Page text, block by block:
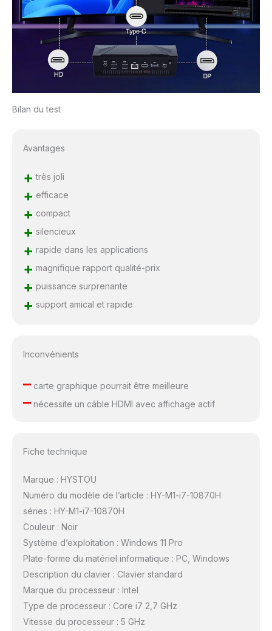
Bilan du test
Avantages
+ très joli
+ efficace
+ compact
+ silencieux
+ rapide dans les applications
+ magnifique rapport qualité-prix
+ puissance surprenante
+ support amical et rapide
Inconvénients
–carte graphique pourrait être meilleure
–nécessite un câble HDMI avec affichage actif
Fiche technique
Marque : HYSTOU
Numéro du modèle de l’article : HY-M1-i7-10870H
séries : HY-M1-i7-10870H
Couleur : Noir
Système d’exploitation : Windows 11 Pro
Plate-forme du matériel informatique : PC, Windows
Description du clavier : Clavier standard
Marque du processeur : Intel
Type de processeur : Core i7 2,7 GHz
Vitesse du processeur : 5 GHz